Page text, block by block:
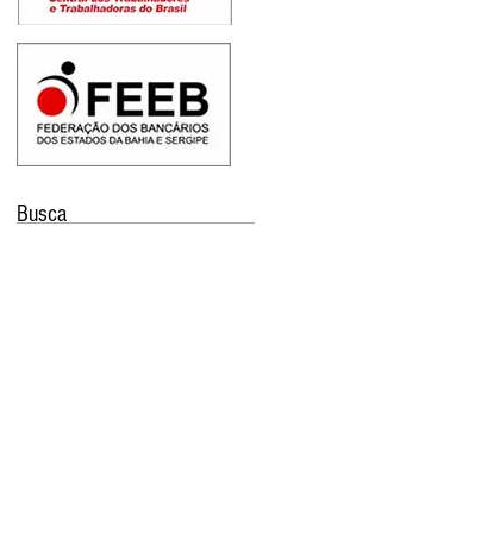
Busca